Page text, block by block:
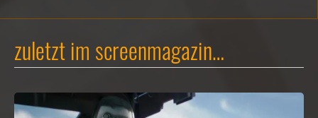
zuletzt im screenmagazin…